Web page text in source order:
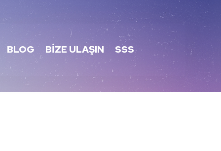
BLOG BIZE ULAŞIN SSS